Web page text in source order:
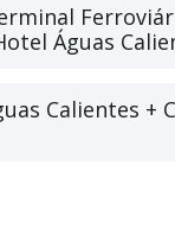
Águas
Calientes +